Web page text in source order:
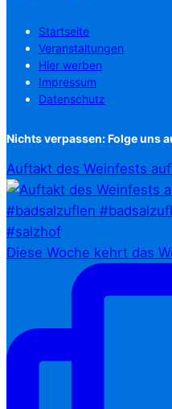
Startseite
Veranstaltungen
Hier werben
Impressum
Datenschutz
Nichts verpassen: Folge uns
Auftakt des Weinfests
Diese Woche kehrt das